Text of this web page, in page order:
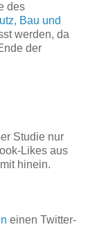
des
Bau und
werden, da
der
Studie nur
Likes aus
hinein.
einen Twitter-